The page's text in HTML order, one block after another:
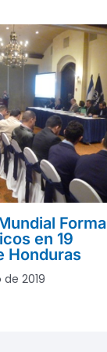
Forma
en 19
Honduras
2019